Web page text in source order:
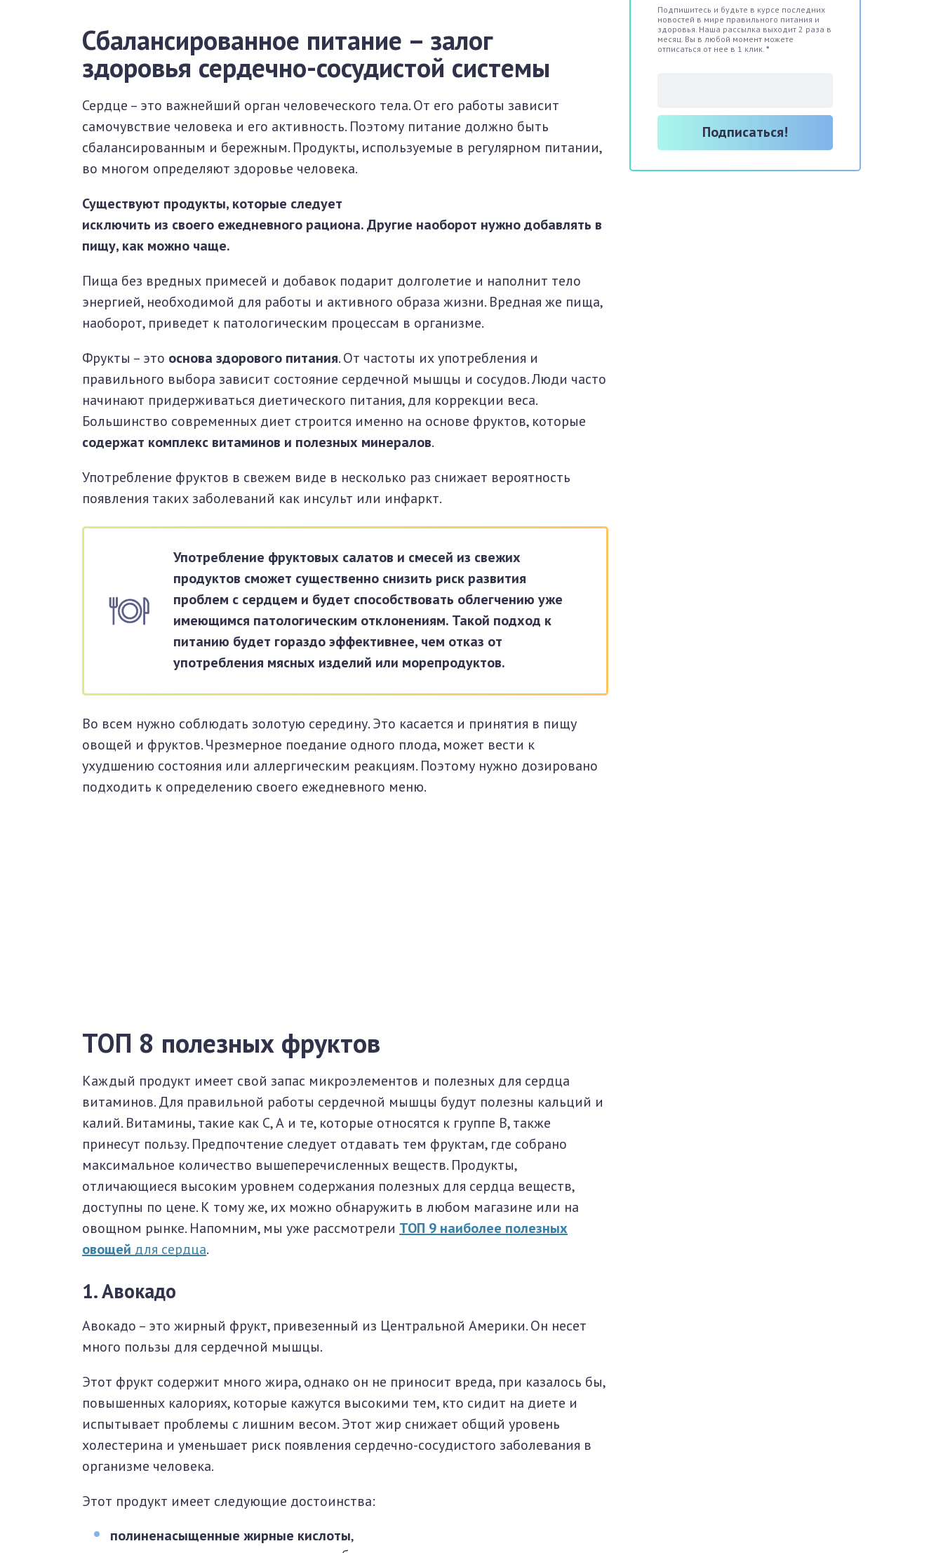
Сбалансированное питание – залог
здоровья сердечно-сосудистой системы
Сердце – это важнейший орган человеческого тела. От его работы зависит
самочувствие человека и его активность. Поэтому питание должно быть
сбалансированным и бережным. Продукты, используемые в регулярном питании,
во многом определяют здоровье человека.
Существуют продукты, которые следует
исключить из своего ежедневного рациона. Другие наоборот нужно добавлять в
пищу, как можно чаще.
Пища без вредных примесей и добавок подарит долголетие и наполнит тело
энергией, необходимой для работы и активного образа жизни. Вредная же пища,
наоборот, приведет к патологическим процессам в организме.
Фрукты – это основа здорового питания. От частоты их употребления и
правильного выбора зависит состояние сердечной мышцы и сосудов. Люди часто
начинают придерживаться диетического питания, для коррекции веса.
Большинство современных диет строится именно на основе фруктов, которые
содержат комплекс витаминов и полезных минералов.
Употребление фруктов в свежем виде в несколько раз снижает вероятность
появления таких заболеваний как инсульт или инфаркт.
Употребление фруктовых салатов и смесей из свежих
продуктов сможет существенно снизить риск развития
проблем с сердцем и будет способствовать облегчению уже
имеющимся патологическим отклонениям. Такой подход к
питанию будет гораздо эффективнее, чем отказ от
употребления мясных изделий или морепродуктов.
Во всем нужно соблюдать золотую середину. Это касается и принятия в пищу
овощей и фруктов. Чрезмерное поедание одного плода, может вести к
ухудшению состояния или аллергическим реакциям. Поэтому нужно дозировано
подходить к определению своего ежедневного меню.
ТОП 8 полезных фруктов
Каждый продукт имеет свой запас микроэлементов и полезных для сердца
витаминов. Для правильной работы сердечной мышцы будут полезны кальций и
калий. Витамины, такие как С, А и те, которые относятся к группе B, также
принесут пользу. Предпочтение следует отдавать тем фруктам, где собрано
максимальное количество вышеперечисленных веществ. Продукты,
отличающиеся высоким уровнем содержания полезных для сердца веществ,
доступны по цене. К тому же, их можно обнаружить в любом магазине или на
овощном рынке. Напомним, мы уже рассмотрели ТОП 9 наиболее полезных
овощей для сердца.
1. Авокадо
Авокадо – это жирный фрукт, привезенный из Центральной Америки. Он несет
много пользы для сердечной мышцы.
Этот фрукт содержит много жира, однако он не приносит вреда, при казалось бы,
повышенных калориях, которые кажутся высокими тем, кто сидит на диете и
испытывает проблемы с лишним весом. Этот жир снижает общий уровень
холестерина и уменьшает риск появления сердечно-сосудистого заболевания в
организме человека.
Этот продукт имеет следующие достоинства:
полиненасыщенные жирные кислоты,
Подпишитесь и будьте в курсе последних
новостей в мире правильного питания и
здоровья. Наша рассылка выходит 2 раза в
месяц. Вы в любой момент можете
отписаться от нее в 1 клик. *